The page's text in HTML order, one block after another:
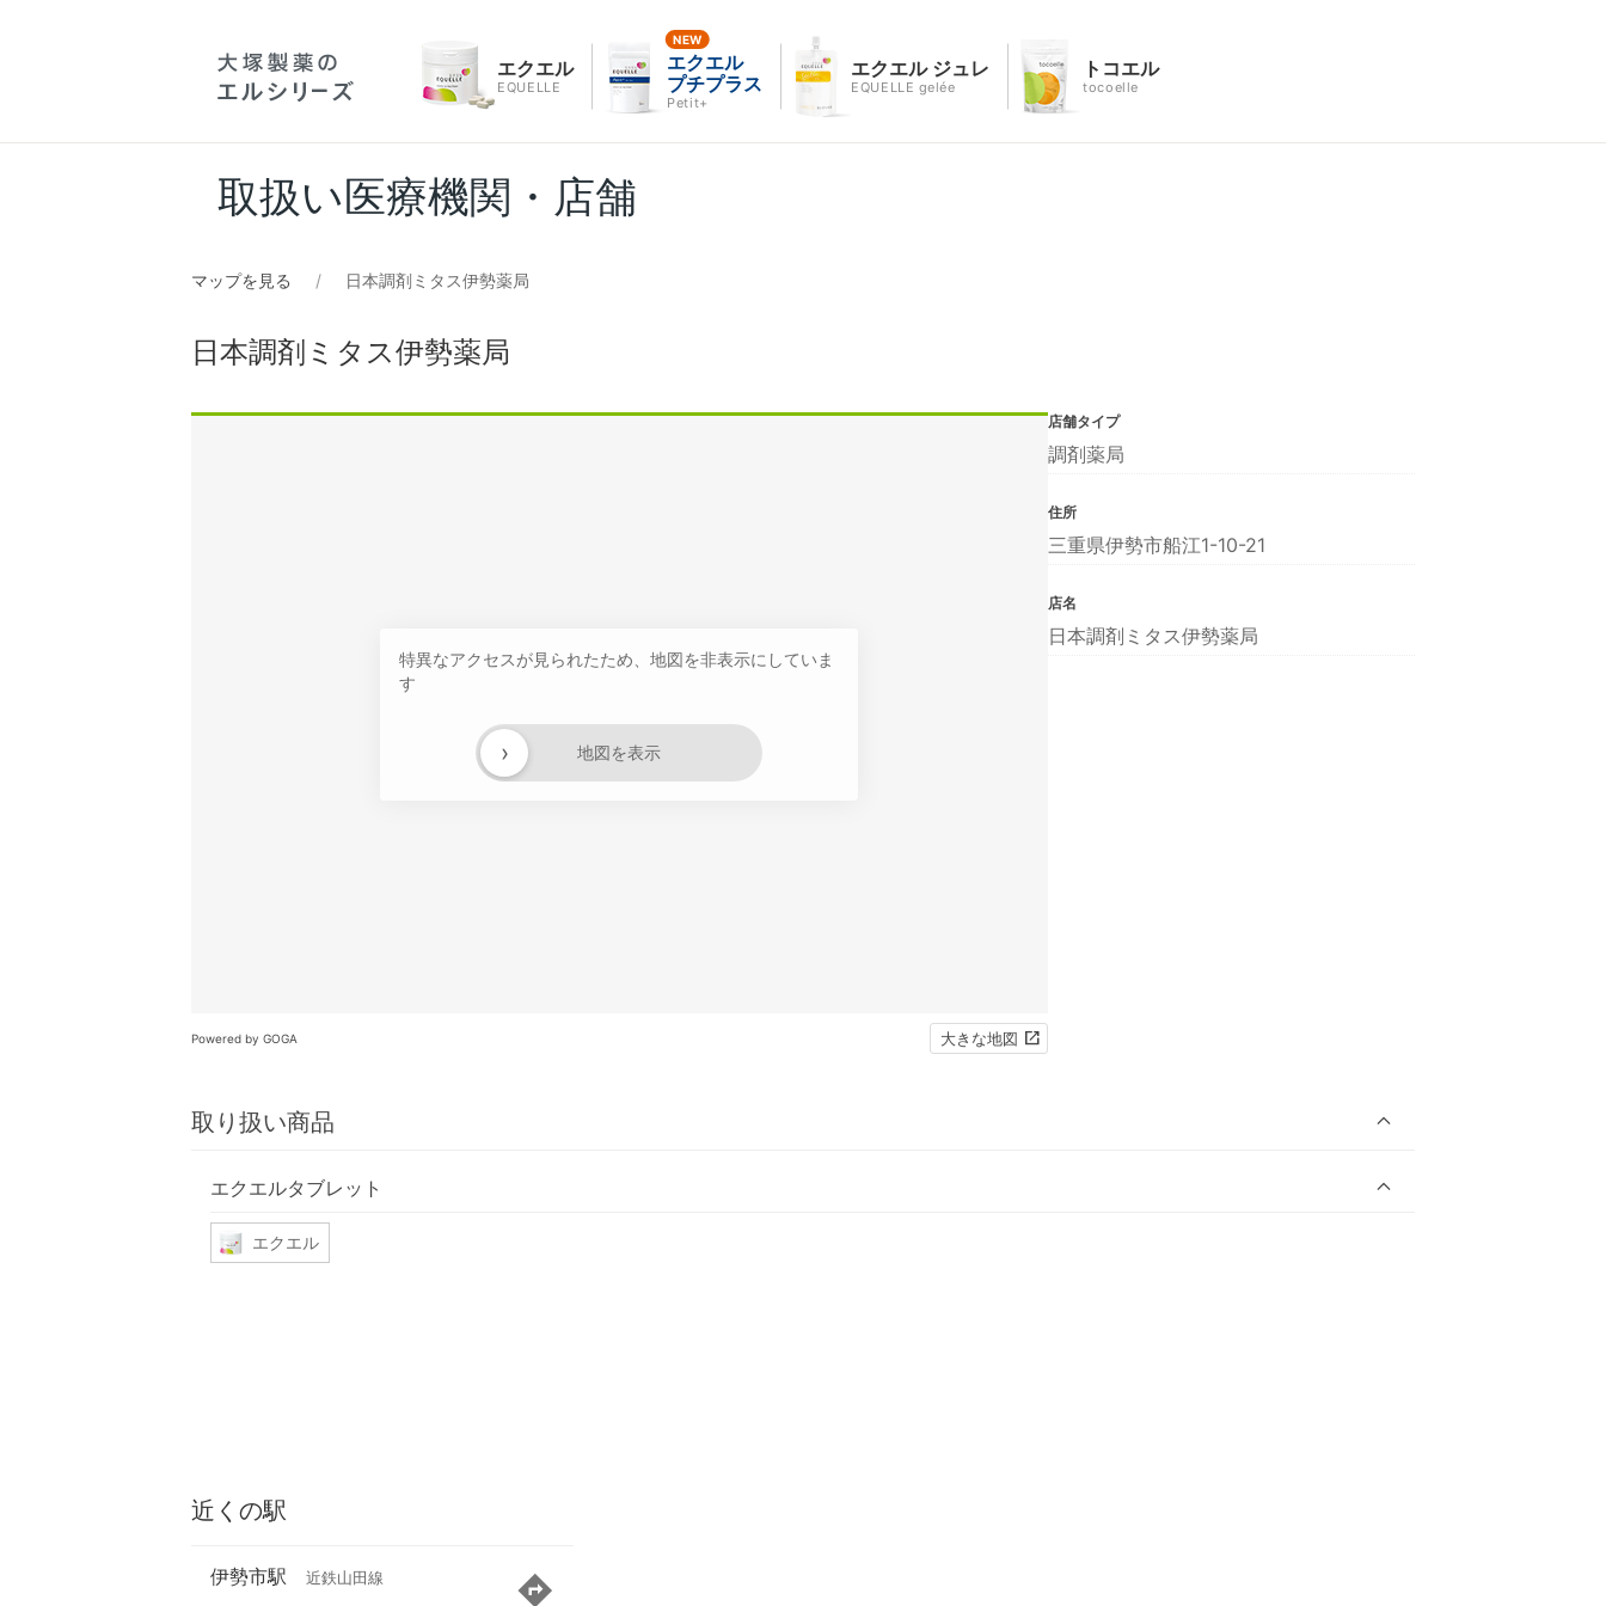
エクエル
EQUELLE
エクエル
プチプラス
Petit+
エクエル ジュレ
EQUELLE gelée
トコエル
tocoelle
取扱い医療機関・店舗
マップを見る 日本調剤ミタス伊勢薬局
日本調剤ミタス伊勢薬局
特異なアクセスが見られたため、地図を非表示にしていま
す
地図を表示
›
Powered by GOGA 大きな地図
取り扱い商品
エクエルタブレット
エクエル
店舗タイプ
調剤薬局
住所
三重県伊勢市船江1-10-21
店名
日本調剤ミタス伊勢薬局
近くの駅
伊勢市駅 近鉄山田線